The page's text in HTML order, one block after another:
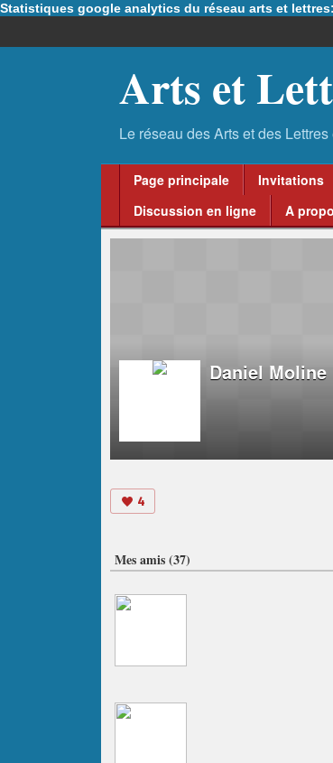
Statistiques google analytics du réseau arts et
Arts et
Page principale Invitations
Discussion en ligne
A
Daniel Moline
4
Mes amis (37)